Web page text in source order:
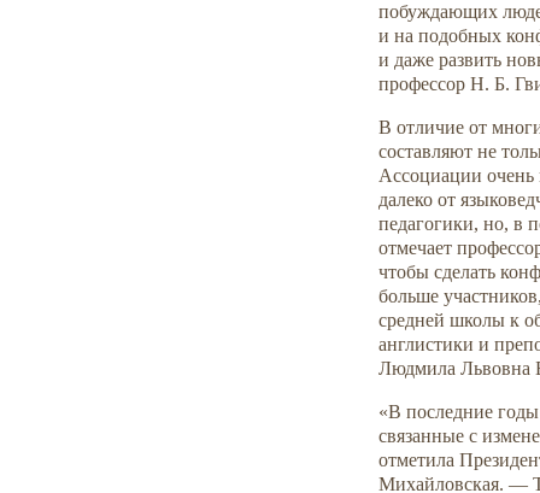
побуждающих
и на подобных
и даже развить
профессор Н. Б.
В отличие от
составляют не
Ассоциации очень
далеко от
педагогики, но, в
отмечает
чтобы сделать
больше
средней школы к
англистики и
Людмила Львовна
«В последние
связанные с
отметила
Михайловская. —